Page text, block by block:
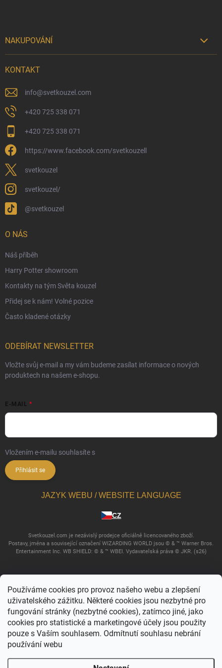
Používáme cookies pro provoz našeho webu a zlepšení
uživatelského zážitku. Některé cookies jsou nezbytné pro
fungování stránky (nezbytné cookies), zatímco jiné, jako
cookies pro statistické a marketingové účely jsou použity
pouze s Vaším souhlasem. Odmítnutí souhlasu nebrání
používání webu
NAKUPOVÁNÍ 
Kamenný obchod
Dárkový rádce 🎁
Reklamace a vrácení zboží
Věrnostní program
Velkoobchod
Ekologické balení objednávek
Podmínky ochrany osobních údajů
Ochranné známky a autorská práva
KONTAKT
info@svetkouzel.com
+420 725 338 071
+420 725 338 071
https://www.facebook.com/svetkouzell
svetkouzel
svetkouzel/
@svetkouzel
O NÁS
Náš příběh
Harry Potter showroom
Kontakty na tým Světa kouzel
Přidej se k nám! Volné pozice
Často kladené otázky
ODEBÍRAT NEWSLETTER
Vložte svůj e-mail a my vám budeme zasílat informace o nových
produktech na našem e-shopu.
E-MAIL
Vložením e-mailu souhlasíte s
Přihlásit se
JAZYK WEBU / WEBSITE LANGUAGE
CZ
Svetkouzel.com je nezávislý prodejce oficiálně licencovaného zboží.
Postavy, jména a související označení WIZARDING WORLD jsou © & ™ Warner Bros.
Entertainment Inc. WB SHIELD: © & ™ WBEI. Vydavatelská práva © JKR. (s26)